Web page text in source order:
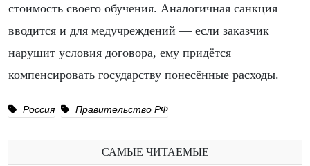
стоимость своего обучения. Аналогичная санкция
вводится и для медучреждений — если заказчик
нарушит условия договора, ему придётся
компенсировать государству понесённые расходы.
Россия Правительство РФ
САМЫЕ ЧИТАЕМЫЕ